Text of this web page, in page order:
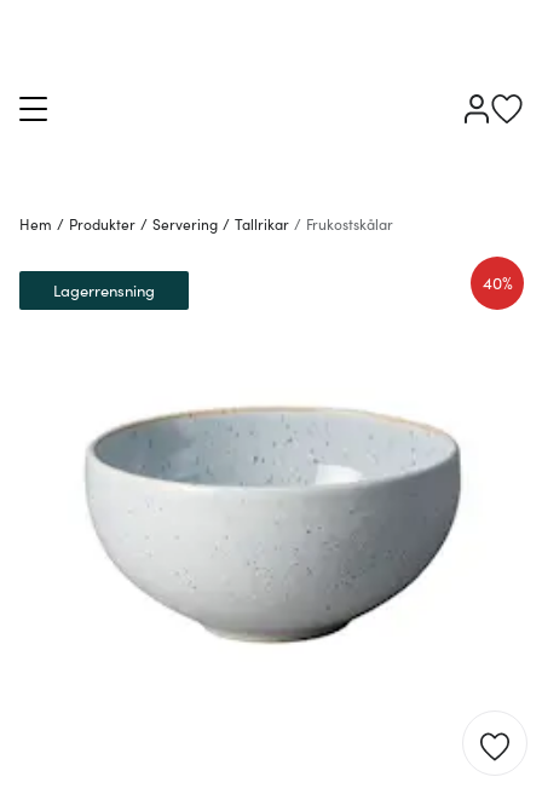
Hem / Produkter / Servering / Tallrikar / Frukostskålar
40%
Lagerrensning